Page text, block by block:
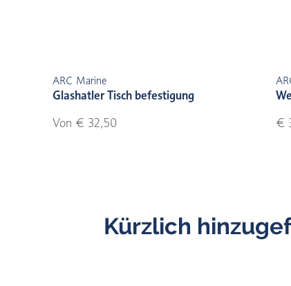
ARC Marine
Glashatler Tisch befestigung
Von € 32,50
€
Kürzlich